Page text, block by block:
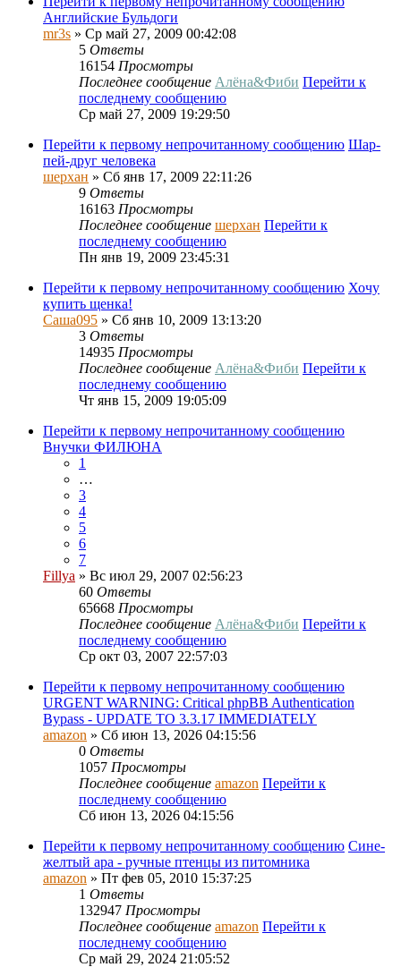
Английские Бульдоги
mr3s » Ср май 27, 2009 00:42:08
5 Ответы
16154 Просмотры
Последнее сообщение Алёна&Фиби Перейти к
последнему сообщению
Ср май 27, 2009 19:29:50
Перейти к первому непрочитанному сообщению Шар-
пей-друг человека
шерхан » Сб янв 17, 2009 22:11:26
9 Ответы
16163 Просмотры
Последнее сообщение шерхан Перейти к
последнему сообщению
Пн янв 19, 2009 23:45:31
Перейти к первому непрочитанному сообщению Хочу
купить щенка!
Саша095 » Сб янв 10, 2009 13:13:20
3 Ответы
14935 Просмотры
Последнее сообщение Алёна&Фиби Перейти к
последнему сообщению
Чт янв 15, 2009 19:05:09
Перейти к первому непрочитанному сообщению
Внучки ФИЛЮНА
1
…
3
4
5
6
7
Fillya » Вс июл 29, 2007 02:56:23
60 Ответы
65668 Просмотры
Последнее сообщение Алёна&Фиби Перейти к
последнему сообщению
Ср окт 03, 2007 22:57:03
Перейти к первому непрочитанному сообщению
URGENT WARNING: Critical phpBB Authentication
Bypass - UPDATE TO 3.3.17 IMMEDIATELY
amazon » Сб июн 13, 2026 04:15:56
0 Ответы
1057 Просмотры
Последнее сообщение amazon Перейти к
последнему сообщению
Сб июн 13, 2026 04:15:56
Перейти к первому непрочитанному сообщению Сине-
желтый ара - ручные птенцы из питомника
amazon » Пт фев 05, 2010 15:37:25
1 Ответы
132947 Просмотры
Последнее сообщение amazon Перейти к
последнему сообщению
Ср май 29, 2024 21:05:52